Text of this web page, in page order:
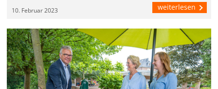
10. Februar 2023 weiterlesen